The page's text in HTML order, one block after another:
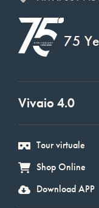
75
Vivaio 4.0
Tour virtuale
Shop Online
Download APP